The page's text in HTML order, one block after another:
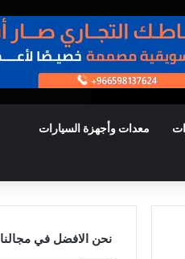
معدات وأجهزة السيارات
نحن الافضل في مجالنا